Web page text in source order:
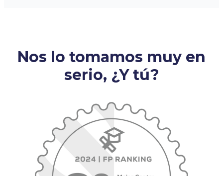
Nos lo tomamos muy en
serio, ¿Y tú?